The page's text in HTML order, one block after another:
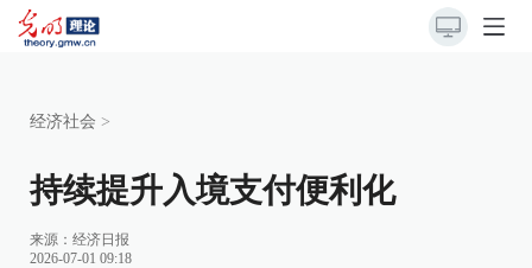
经济社会 >
持续提升入境支付便利化
来源： 经济日报
2026-07-01 09:18